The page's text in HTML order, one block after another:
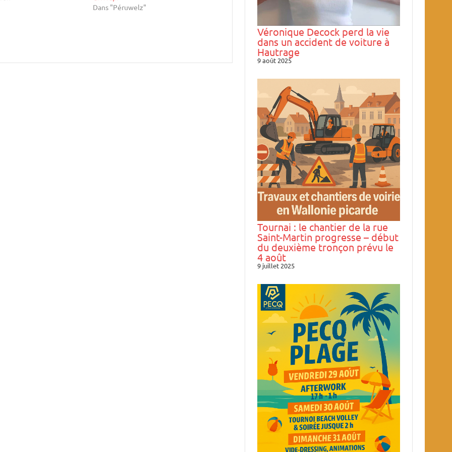
Dans "Péruwelz"
Véronique Decock perd la vie
dans un accident de voiture à
Hautrage
9 août 2025
Tournai : le chantier de la rue
Saint-Martin progresse – début
du deuxième tronçon prévu le
4 août
9 juillet 2025